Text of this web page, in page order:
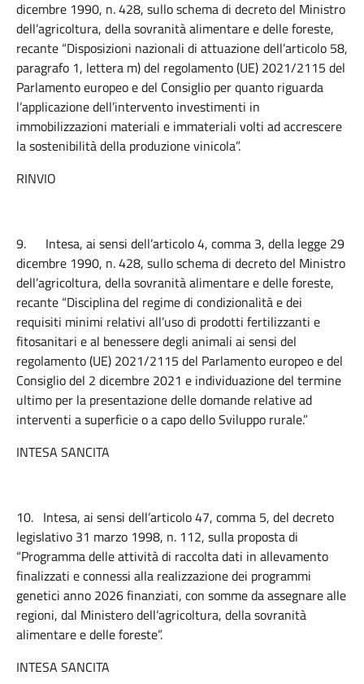
dicembre 1990, n. 428, sullo schema di decreto del Ministro
dell’agricoltura, della sovranità alimentare e delle foreste,
recante “Disposizioni nazionali di attuazione dell’articolo 58,
paragrafo 1, lettera m) del regolamento (UE) 2021/2115 del
Parlamento europeo e del Consiglio per quanto riguarda
l’applicazione dell’intervento investimenti in
immobilizzazioni materiali e immateriali volti ad accrescere
la sostenibilità della produzione vinicola”.
RINVIO
9. Intesa, ai sensi dell’articolo 4, comma 3, della legge 29
dicembre 1990, n. 428, sullo schema di decreto del Ministro
dell’agricoltura, della sovranità alimentare e delle foreste,
recante “Disciplina del regime di condizionalità e dei
requisiti minimi relativi all’uso di prodotti fertilizzanti e
fitosanitari e al benessere degli animali ai sensi del
regolamento (UE) 2021/2115 del Parlamento europeo e del
Consiglio del 2 dicembre 2021 e individuazione del termine
ultimo per la presentazione delle domande relative ad
interventi a superficie o a capo dello Sviluppo rurale.”
INTESA SANCITA
10. Intesa, ai sensi dell’articolo 47, comma 5, del decreto
legislativo 31 marzo 1998, n. 112, sulla proposta di
“Programma delle attività di raccolta dati in allevamento
finalizzati e connessi alla realizzazione dei programmi
genetici anno 2026 finanziati, con somme da assegnare alle
regioni, dal Ministero dell’agricoltura, della sovranità
alimentare e delle foreste”.
INTESA SANCITA